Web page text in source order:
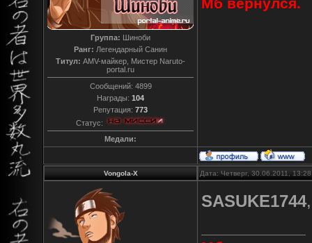
Группа: Шиноби
Ранг: Легендарный Санин
Титул: AMV-майкер, Мистер Naruto-
portal.ru
Сообщений: 4899
Награды: 104
Репутация: 773
Статус:
Медали:
Мб вернулся.
Vongola-X Дата: Четверг, 30.06.2011,
SASUKE1744